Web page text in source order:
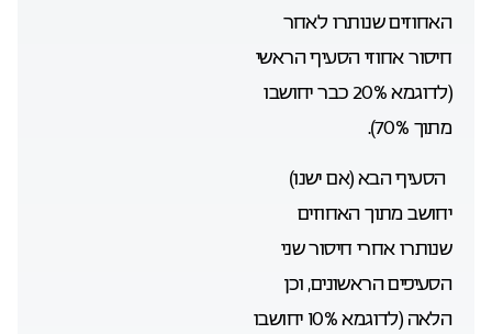
האחוזים שנותרו לאחר
חיסור אחוזי הסעיף הראשי
(לדוגמא 20% כבר יחושבו
מתוך 70%).
· הסעיף הבא (אם ישנו)
יחושב מתוך האחוזים
שנותרו אחרי חיסור שני
הסעיפים הראשונים, וכן
הלאה (לדוגמא 10% יחושבו